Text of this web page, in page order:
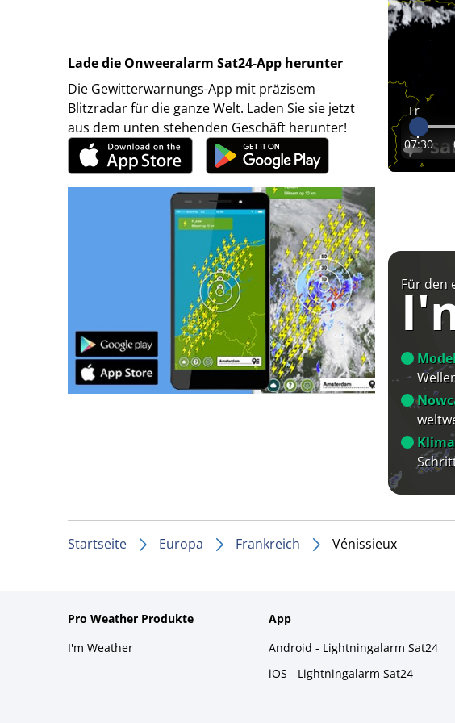
Lade die Onweeralarm Sat24-App herunter
Die Gewitterwarnungs-App mit präzisem
Blitzradar für die ganze Welt. Laden Sie sie jetzt
aus dem unten stehenden Geschäft herunter!
Fr
07:30
Für den
Startseite Europa Frankreich Vénissieux
Pro Weather Produkte
I'm Weather
App
Android - Lightningalarm Sat24
iOS - Lightningalarm Sat24